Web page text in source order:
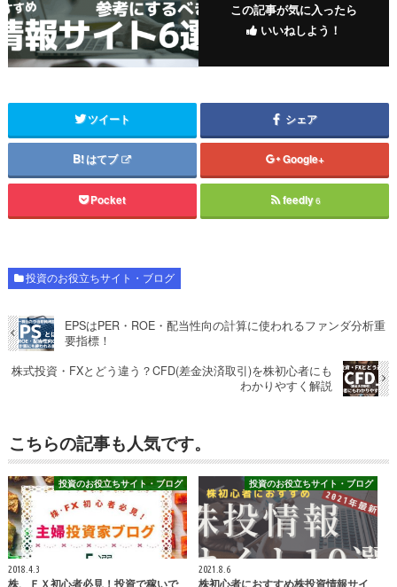
この記事が気に入ったら
いいねしよう！
ツイート シェア
はてブ Google+
Pocket feedly6
投資のお役立ちサイト・ブログ
EPSはPER・ROE・配当性向の計算に使われるファンダ分析重
要指標！
株式投資・FXとどう違う？CFD(差金決済取引)を株初心者にも
わかりやすく解説
こちらの記事も人気です。
投資のお役立ちサイト・ブログ
2018.4.3
株、ＦＸ初心者必見！投資で稼いで
投資のお役立ちサイト・ブログ
2021.8.6
株初心者におすすめ株投資情報サイ